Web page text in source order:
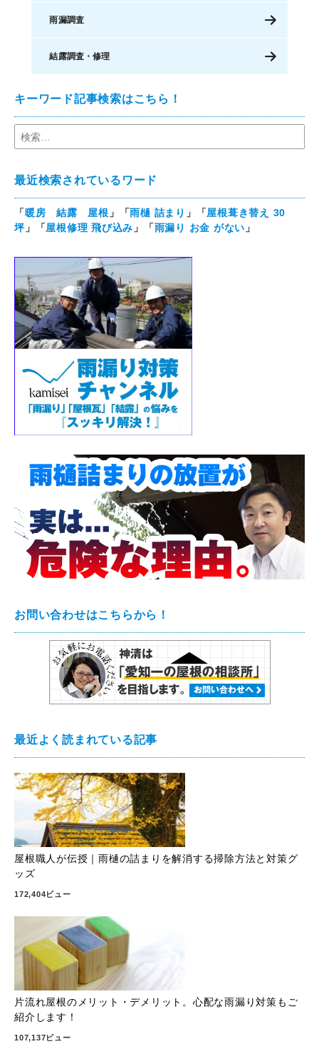
雨漏調査
結露調査・修理
キーワード記事検索はこちら！
最近検索されているワード
「暖房 結露 屋根 」「雨樋 詰まり 」「屋根葺き替え 30
坪」「屋根修理 飛び込み 」「雨漏り お金 がない 」
お問い合わせはこちらから！
最近よく読まれている記事
屋根職人が伝授｜雨樋の詰まりを解消する掃除方法と対策グ
ッズ
172,404ビュー
片流れ屋根のメリット・デメリット。心配な雨漏り対策もご
紹介します！
107,137ビュー